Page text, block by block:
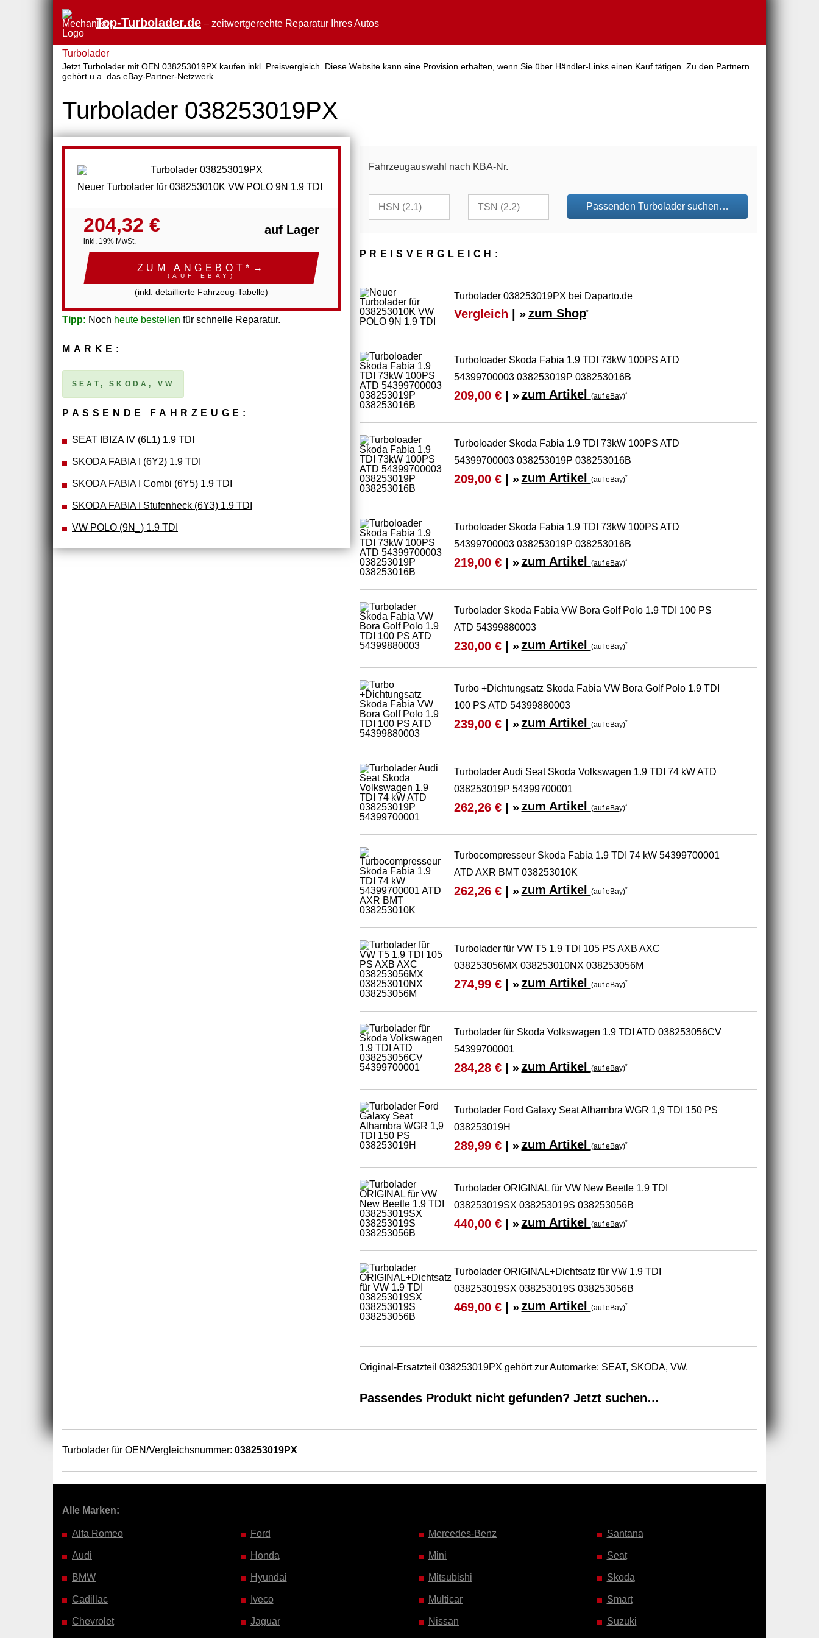
Top-Turbolader.de – zeitwertgerechte Reparatur Ihres Autos
Turbolader
Jetzt Turbolader mit OEN 038253019PX kaufen inkl. Preisvergleich. Diese Website kann eine Provision erhalten, wenn Sie über Händler-Links einen Kauf tätigen. Zu den Partnern
gehört u.a. das eBay-Partner-Netzwerk.
Turbolader 038253019PX
Neuer Turbolader für 038253010K VW POLO 9N 1.9 TDI
204,32 €
inkl. 19% MwSt.
auf Lager
ZUM ANGEBOT*→
(AUF EBAY)
(inkl. detaillierte Fahrzeug-Tabelle)
Tipp: Noch heute bestellen für schnelle Reparatur.
MARKE:
SEAT, SKODA, VW
PASSENDE FAHRZEUGE:
SEAT IBIZA IV (6L1) 1.9 TDI
SKODA FABIA I (6Y2) 1.9 TDI
SKODA FABIA I Combi (6Y5) 1.9 TDI
SKODA FABIA I Stufenheck (6Y3) 1.9 TDI
VW POLO (9N_) 1.9 TDI
Fahrzeugauswahl nach KBA-Nr.
Passenden Turbolader suchen…
PREIS­VER­GLEICH:
Turbolader 038253019PX bei Daparto.de
Vergleich | » zum Shop*
Turboloader Skoda Fabia 1.9 TDI 73kW 100PS ATD
54399700003 038253019P 038253016B
209,00 €| » zum Artikel (auf eBay)*
Turboloader Skoda Fabia 1.9 TDI 73kW 100PS ATD
54399700003 038253019P 038253016B
209,00 €| » zum Artikel (auf eBay)*
Turboloader Skoda Fabia 1.9 TDI 73kW 100PS ATD
54399700003 038253019P 038253016B
219,00 €| » zum Artikel (auf eBay)*
Turbolader Skoda Fabia VW Bora Golf Polo 1.9 TDI 100 PS
ATD 54399880003
230,00 €| » zum Artikel (auf eBay)*
Turbo +Dichtungsatz Skoda Fabia VW Bora Golf Polo 1.9 TDI
100 PS ATD 54399880003
239,00 €| » zum Artikel (auf eBay)*
Turbolader Audi Seat Skoda Volkswagen 1.9 TDI 74 kW ATD
038253019P 54399700001
262,26 €| » zum Artikel (auf eBay)*
Turbocompresseur Skoda Fabia 1.9 TDI 74 kW 54399700001
ATD AXR BMT 038253010K
262,26 €| » zum Artikel (auf eBay)*
Turbolader für VW T5 1.9 TDI 105 PS AXB AXC
038253056MX 038253010NX 038253056M
274,99 €| » zum Artikel (auf eBay)*
Turbolader für Skoda Volkswagen 1.9 TDI ATD 038253056CV
54399700001
284,28 €| » zum Artikel (auf eBay)*
Turbolader Ford Galaxy Seat Alhambra WGR 1,9 TDI 150 PS
038253019H
289,99 €| » zum Artikel (auf eBay)*
Turbolader ORIGINAL für VW New Beetle 1.9 TDI
038253019SX 038253019S 038253056B
440,00 €| » zum Artikel (auf eBay)*
Turbolader ORIGINAL+Dichtsatz für VW 1.9 TDI
038253019SX 038253019S 038253056B
469,00 €| » zum Artikel (auf eBay)*
Original-Ersatzteil 038253019PX gehört zur Automarke: SEAT, SKODA, VW.
Passendes Produkt nicht gefunden? Jetzt suchen…
Turbolader für OEN/Vergleichsnummer: 038253019PX
Alle Marken:
Alfa Romeo
Audi
BMW
Cadillac
Chevrolet
Ford
Honda
Hyundai
Iveco
Jaguar
Mercedes-Benz
Mini
Mitsubishi
Multicar
Nissan
Santana
Seat
Skoda
Smart
Suzuki